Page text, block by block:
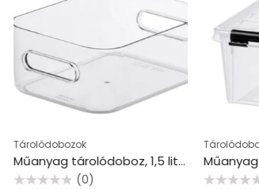
Tárolódobozok
Műanyag tárolódoboz, 1,5 liter, SMARTSTORE “Compact Clear S”, átlátszó
(0)
Tárolódobozok